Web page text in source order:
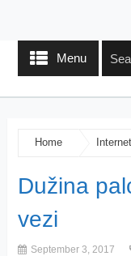
Menu
Home Internet
Dužina
vezi
September 3, 2017